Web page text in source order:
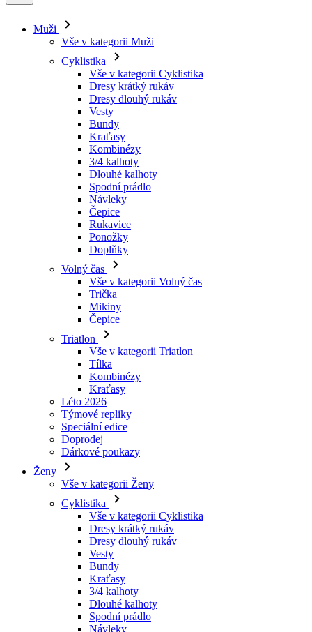
Muži
Vše v kategorii Muži
Cyklistika
Vše v kategorii Cyklistika
Dresy krátký rukáv
Dresy dlouhý rukáv
Vesty
Bundy
Kraťasy
Kombinézy
3/4 kalhoty
Dlouhé kalhoty
Spodní prádlo
Návleky
Čepice
Rukavice
Ponožky
Doplňky
Volný čas
Vše v kategorii Volný čas
Trička
Mikiny
Čepice
Triatlon
Vše v kategorii Triatlon
Tílka
Kombinézy
Kraťasy
Léto 2026
Týmové repliky
Speciální edice
Doprodej
Dárkové poukazy
Ženy
Vše v kategorii Ženy
Cyklistika
Vše v kategorii Cyklistika
Dresy krátký rukáv
Dresy dlouhý rukáv
Vesty
Bundy
Kraťasy
3/4 kalhoty
Dlouhé kalhoty
Spodní prádlo
Návleky